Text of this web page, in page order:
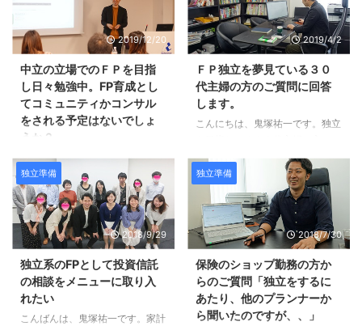
も分かりません。 ブログを始 ...
やSNSでの集客を匿名でやりた
い。」 ペンネーム：みつさん 鬼
塚さんこんにちは 将来、独立す
るために勉強しようと１０日間メ
ルマガを見ました。 私は今年の
１月からワードプレスでブログを
始めていたので（15記事くらいで
PV数はほとんどありません）少
し改良していきたいと思います。
してみたいと思います。 現在金
融機関で働いているため、 ...
ちなみに、その部下は、数ヶ月で
辞めました。 今回は、これと似
ている質問がＱ＆Ａコーナーに届
きました。 Ｑ：「運用がうまく
いかなかったらどうしようとかは
思わないですか？」 ペンネー
ム：フララさん いつもメルマガ
楽しみにしています。 FPという
資産運用の相談を受けた場合 ...
2019/12/20
中立の立場でのＦＰを目指
し日々勉強中。FP育成とし
てコミュニティかコンサル
をされる予定はないでしょ
うか？
こんにちは、鬼塚祐一です。この
ブログは、ほとんど放置状態にな
っています。 本業が忙しく、な
かなか、ＦＰ向けの内容を書く時
間が取れません。 ただ、鬼塚さ
んのような仕事がしたいです、と
増えてきております。 いつもた
めになるメルマガ配信ありがとう
ございます。 今までにDVDを3本
購入しまして、いろいろと勉強さ
2019/4/2
ＦＰ独立を夢見ている３０
代主婦の方のご質問に回答
します。
こんにちは、鬼塚祐一です。独立
ら、熱いメッセージと質問が届き
ました。 FP独立を夢見ている30
代半ばの主婦です。 最近は夢を
夢で終わらせないために、FP独
立に向けての情報収集に睡眠時間
を削っていて、こうして鬼塚先生
のところにも行きつきました。
過去の質問と重複している部分が
あるかもしれませんが質問させて
ください。 私は、短大卒業後か
ら銀行窓口(3銀行)にパート勤務
独立準備
2018/9/29
独立系のFPとして投資信託
の相談をメニューに取り入
れたい
こんばんは、鬼塚祐一です。家計
独立準備
2018/7/30
保険のショップ勤務の方か
らのご質問「独立をするに
あたり、他のプランナーか
ら聞いたのですが、、」